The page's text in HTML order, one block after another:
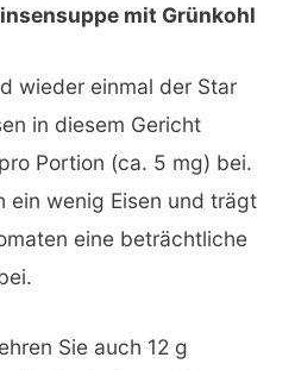
mit Grünkohl
wieder einmal der Star
in diesem Gericht
Portion (ca. 5 mg) bei.
ein wenig Eisen und trägt
eine beträchtliche
Sie auch 12 g